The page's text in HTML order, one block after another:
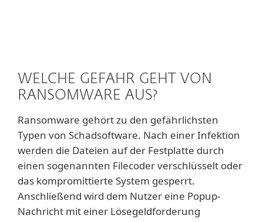
WELCHE GEFAHR GEHT VON
RANSOMWARE AUS?
Ransomware gehört zu den gefährlichsten
Typen von Schadsoftware. Nach einer Infektion
werden die Dateien auf der Festplatte durch
einen sogenannten Filecoder verschlüsselt oder
das kompromittierte System gesperrt.
Anschließend wird dem Nutzer eine Popup-
Nachricht mit einer Lösegeldforderung